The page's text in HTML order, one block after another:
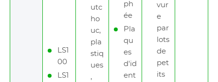
LS1
00
LS1
utc
ho
uc,
pla
stiq
ues
,
ph
ée
Pla
qu
es
d'id
ent
vur
e
par
lots
de
pet
its